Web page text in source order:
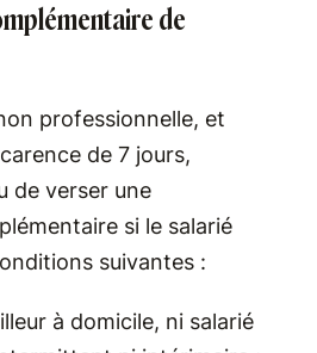
de
professionnelle, et
de 7 jours,
de verser une
si le salarié
suivantes :
à domicile, ni salarié